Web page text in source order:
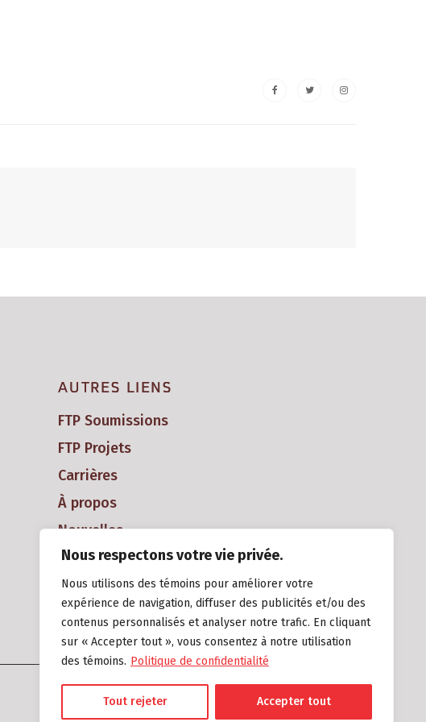
Nous respectons votre vie privée.
Nous utilisons des témoins pour améliorer votre
expérience de navigation, diffuser des publicités et/ou des
contenus personnalisés et analyser notre trafic. En cliquant
sur « Accepter tout », vous consentez à notre utilisation
des témoins. Politique de confidentialité
Tout rejeter Accepter tout
AUTRES LIENS
FTP Soumissions
FTP Projets
Carrières
À propos
Nouvelles